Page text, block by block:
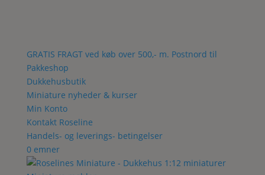
GRATIS FRAGT ved køb over 500,- m. Postnord til
Pakkeshop
Dukkehusbutik
Miniature nyheder & kurser
Min Konto
Kontakt Roseline
Handels- og leverings- betingelser
0 emner